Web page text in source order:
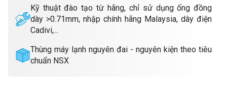
Kỹ thuật đào tạo từ hãng, chỉ sử dụng ống đồng
dày >0.71mm, nhập chính hãng Malaysia, dây điện
Cadivi,...
Thùng máy lạnh nguyên đai - nguyên kiện theo tiêu
chuẩn NSX